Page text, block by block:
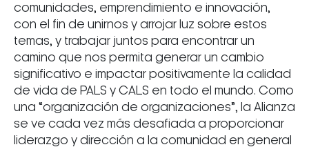
comunidades, emprendimiento e innovación,
con el fin de unirnos y arrojar luz sobre estos
temas, y trabajar juntos para encontrar un
camino que nos permita generar un cambio
significativo e impactar positivamente la calidad
de vida de PALS y CALS en todo el mundo. Como
una “organización de organizaciones”, la Alianza
se ve cada vez más desafiada a proporcionar
liderazgo y dirección a la comunidad en general